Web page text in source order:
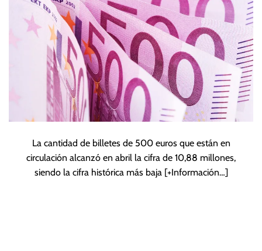
La cantidad de billetes de 500 euros que están en
circulación alcanzó en abril la cifra de 10,88 millones,
siendo la cifra histórica más baja [+Información…]